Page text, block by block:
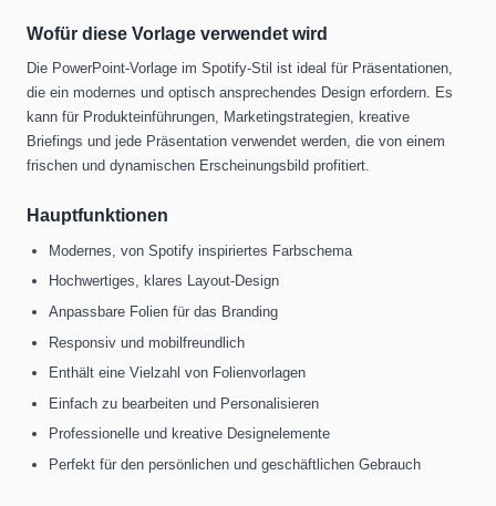
Wofür diese Vorlage verwendet wird
Die PowerPoint-Vorlage im Spotify-Stil ist ideal für Präsentationen,
die ein modernes und optisch ansprechendes Design erfordern. Es
kann für Produkteinführungen, Marketingstrategien, kreative
Briefings und jede Präsentation verwendet werden, die von einem
frischen und dynamischen Erscheinungsbild profitiert.
Hauptfunktionen
Modernes, von Spotify inspiriertes Farbschema
Hochwertiges, klares Layout-Design
Anpassbare Folien für das Branding
Responsiv und mobilfreundlich
Enthält eine Vielzahl von Folienvorlagen
Einfach zu bearbeiten und Personalisieren
Professionelle und kreative Designelemente
Perfekt für den persönlichen und geschäftlichen Gebrauch